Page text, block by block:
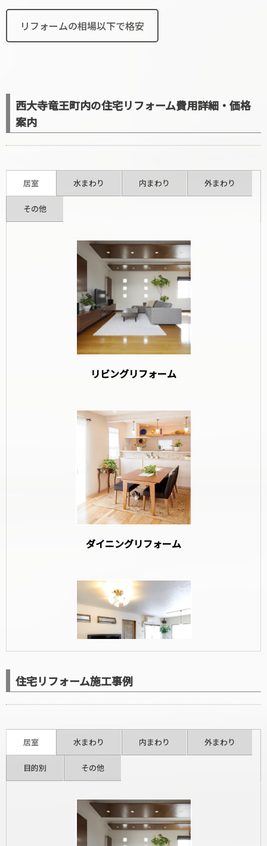
リフォームの相場以下で格安
西大寺竜王町内の住宅リフォーム費用詳細・価格
案内
居室 水まわり 内まわり 外まわり
その他
リビングリフォーム
ダイニングリフォーム
住宅リフォーム施工事例
居室 水まわり 内まわり 外まわり
目的別 その他